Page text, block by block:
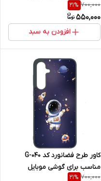
سامسونگ Galaxy A36
700,000
21%
550,000
افزودن به سبد
کاور طرح فضانورد کد G-040
مناسب برای گوشی موبایل
سامسونگ Galaxy A36
700,000
21%